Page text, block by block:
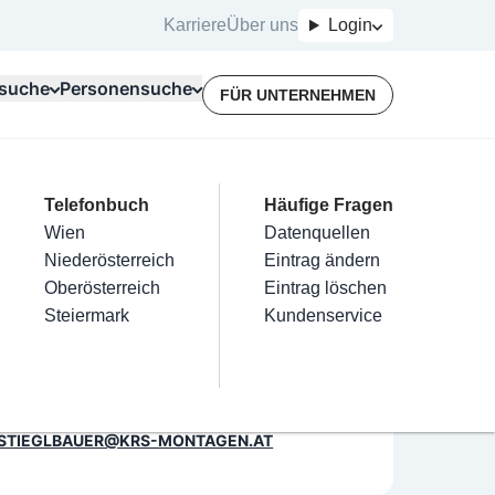
KarriereÜber uns Login
Kategorien
Friseur
Nägel
Haarentfernung
Make-Up
Für Unternehmer
Terminbuchung
Kostenlose Beratung
Top Branchen
Elektriker
Installateure
Maler & Lackierer
Branchen A-Z
Mein Firmeneintrag
Eintrag hinzufügen
Eintrag beanspruchen
Eintrag verwalten
Eintrag bewerben
Personensuche
Telefonbuch
Wien
Niederösterreich
Oberösterreich
Steiermark
Häufige Fragen
Datenquellen
Eintrag ändern
Eintrag löschen
Kundenservice
FÜR UNTERNEHMEN
Öffnungszeiten
MONTAGEN.AT